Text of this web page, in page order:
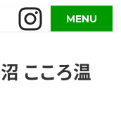
MENU
こころ温